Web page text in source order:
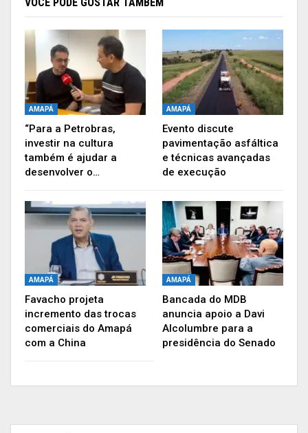
paga pelo produzido é muito inferior ao que se
paga pelo produto final”, ponderou.
Ele detalha ainda como a engenharia entre as
ações no campo até o beneficiamento fora do
Amapá consiste no maior gargalo nessa
relação. “O plano de manejo é inexistente e isso
inviabiliza propostas como a do ICMBio, voltado
para a criação de animais silvestres dentro da
porque não tem delimitação do uso de recursos
naturais e do sono na reserva do Cajari”,
completa Daniel Melo.
Publicidade (x)
VOCÊ PODE GOSTAR TAMBÉM
AMAPÁ
“Para a Petrobras,
investir na cultura
também é ajudar a
desenvolver o…
AMAPÁ
Evento discute
pavimentação asfáltica
e técnicas avançadas
de execução
AMAPÁ
Favacho projeta
incremento das trocas
comerciais do Amapá
com a China
AMAPÁ
Bancada do MDB
anuncia apoio a Davi
Alcolumbre para a
presidência do Senado